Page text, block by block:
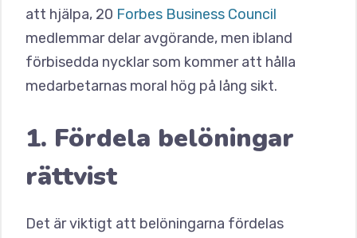
att hjälpa, 20 Forbes Business Council
medlemmar delar avgörande, men ibland
förbisedda nycklar som kommer att hålla
medarbetarnas moral hög på lång sikt.
1. Fördela belöningar
rättvist
Det är viktigt att belöningarna fördelas